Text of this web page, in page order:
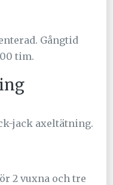
Gångtid
tim.
jack axeltätning.
2 vuxna och tre